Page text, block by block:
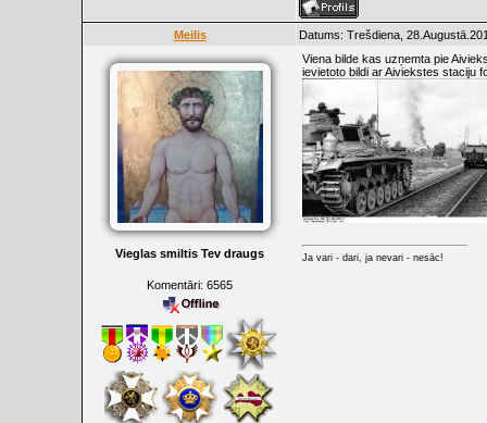
Meilis Datums: Trešdiena,
Vieglas smiltis Tev draugs
Komentāri: 6565
Viena bilde kas uzņemta pie
ievietoto bildi ar Aiviekstes staciju
Ja vari - dari, ja nevari - nesāc!